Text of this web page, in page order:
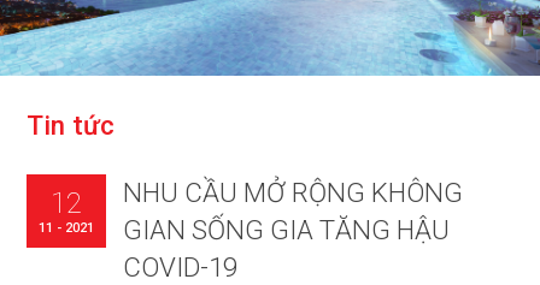
Tin tức
NHU CẦU MỞ RỘNG KHÔNG
GIAN SỐNG GIA TĂNG HẬU
COVID-19
12
11 - 2021